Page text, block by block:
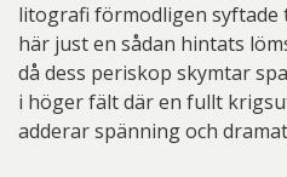
litografi förmodligen
här just en sådan hintats
då dess periskop skymtar
i höger fält där en fullt
adderar spänning och